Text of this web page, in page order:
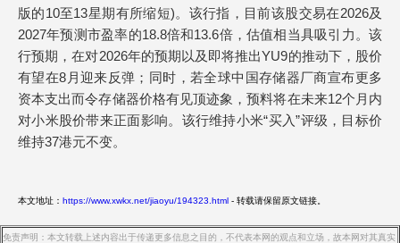
版的10至13星期有所缩短)。该行指，目前该股交易在2026及
2027年预测市盈率的18.8倍和13.6倍，估值相当具吸引力。该
行预期，在对2026年的预期以及即将推出YU9的推动下，股价
有望在8月迎来反弹；同时，若全球中国存储器厂商宣布更多
资本支出而令存储器价格有见顶迹象，预料将在未来12个月内
对小米股价带来正面影响。该行维持小米“买入”评级，目标价
维持37港元不变。
本文地址： https://www.xwkx.net/jiaoyu/194323.html - 转载请保留原文链接。
免责声明：本文转载上述内容出于传递更多信息之目的，不代表本网的观点和立场，故本网对其真实